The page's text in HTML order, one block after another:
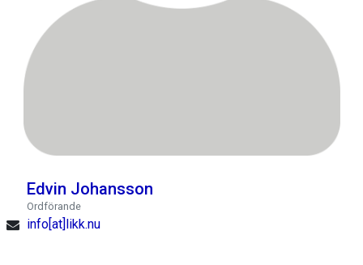
Edvin Johansson
Ordförande
info[at]likk.nu